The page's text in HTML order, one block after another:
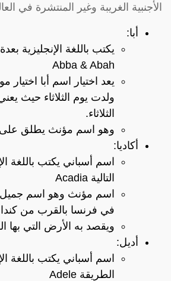
الأجنبية الغريبة وغير المنتشرة في
أبا:
Abba & Abah
يعد اختيار اسم أبا اختيار
ولدت يوم الثلاثاء حيث
الثلاثاء.
وهو اسم مؤنث يطلق على
أكاديا:
اسم أسباني يكتب باللغة
التالية Acadia
اسم مؤنث وهو اسم
في فرنسا بالقرب من
ويقصد به الأرض التي بها
أديل:
اسم أسباني يكتب باللغة
الطريقة Adele